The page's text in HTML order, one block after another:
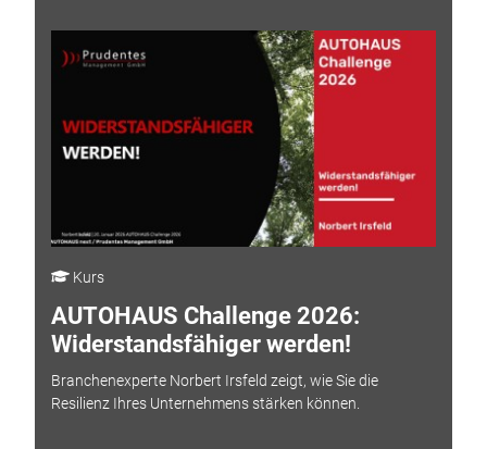
Kurs
AUTOHAUS Challenge 2026:
Widerstandsfähiger werden!
Branchenexperte Norbert Irsfeld zeigt, wie Sie die
Resilienz Ihres Unternehmens stärken können.